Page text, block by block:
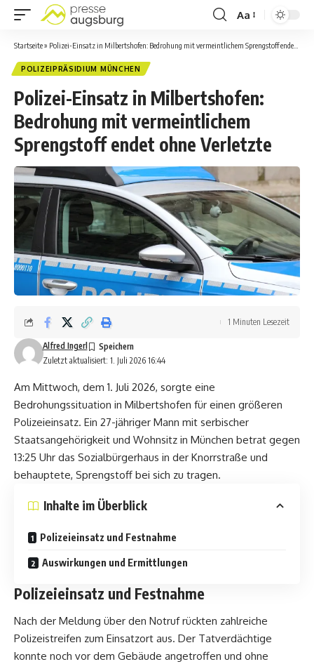
Aa
Startseite» Polizei-Einsatz in Milbertshofen: Bedrohung mit vermeintlichem Sprengstoff endet ohne Verletzte
POLIZEIPRÄSIDIUM MÜNCHEN
Polizei-Einsatz in Milbertshofen:
Bedrohung mit vermeintlichem
Sprengstoff endet ohne Verletzte
Zuletzt aktualisiert: 1. Juli 2026 16:44
Alfred Ingerl
1 Minuten Lesezeit
Am Mittwoch, dem 1. Juli 2026, sorgte eine
Bedrohungssituation in Milbertshofen für einen größeren
Polizeieinsatz. Ein 27-jähriger Mann mit serbischer
Staatsangehörigkeit und Wohnsitz in München betrat gegen
13:25 Uhr das Sozialbürgerhaus in der Knorrstraße und
behauptete, Sprengstoff bei sich zu tragen.
Inhalte im Überblick
Polizeieinsatz und Festnahme
Auswirkungen und Ermittlungen
Polizeieinsatz und Festnahme
Nach der Meldung über den Notruf rückten zahlreiche
Polizeistreifen zum Einsatzort aus. Der Tatverdächtige
konnte noch vor dem Gebäude angetroffen und ohne